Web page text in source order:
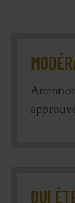
QUI